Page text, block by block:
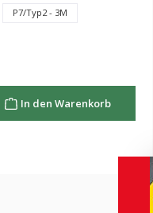
P7/Typ2 - 3M
In den Warenkorb